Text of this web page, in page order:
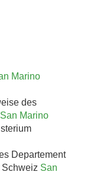
Marino
des
San Marino
Departement
San